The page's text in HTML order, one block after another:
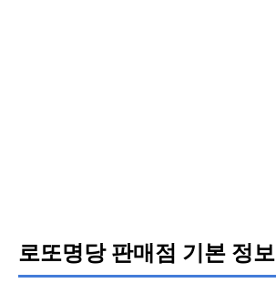
로또명당 판매점 기본 정보